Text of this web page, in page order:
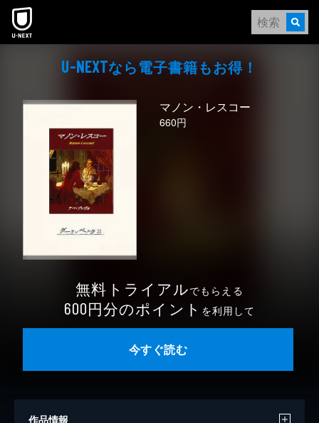
本文へスキップ
U-NEXTなら電⼦書籍もお得！
マノン・レスコー
660円
無料トライアルでもらえる
600円分のポイント を利用して
今すぐ読む
作品情報